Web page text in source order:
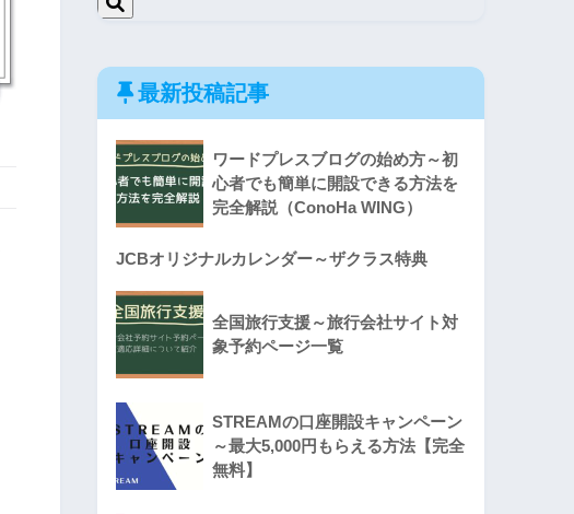
最新投稿記事
ワードプレスブログの始め方～初
心者でも簡単に開設できる方法を
完全解説（ConoHa WING）
JCBオリジナルカレンダー～ザクラス特典
全国旅行支援～旅行会社サイト対
象予約ページ一覧
STREAMの口座開設キャンペーン
～最大5,000円もらえる方法【完全
無料】